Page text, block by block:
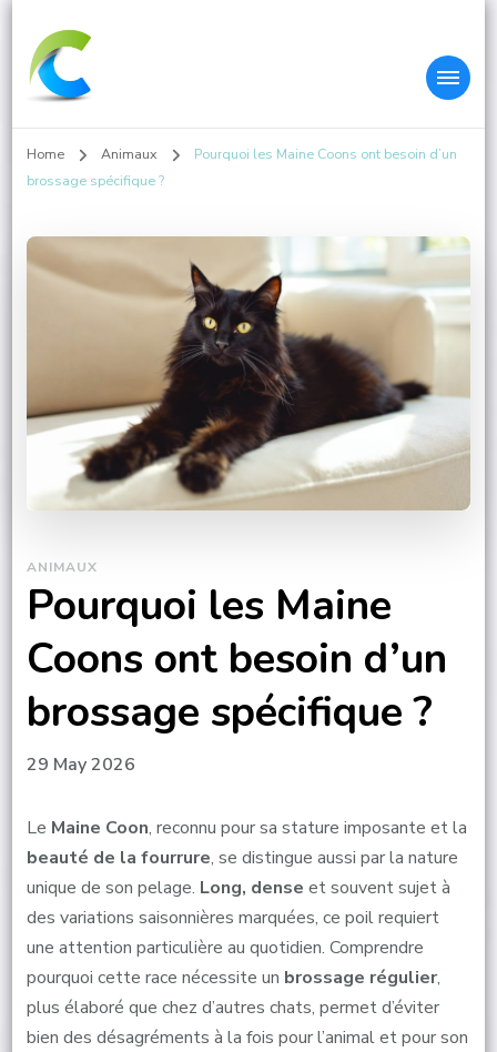
Colleys.fr
Home Animaux
Pourquoi les Maine Coons ont besoin d’un
brossage spécifique ?
ANIMAUX
Pourquoi les Maine
Coons ont besoin d’un
brossage spécifique ?
29 May 2026
Le Maine Coon, reconnu pour sa stature imposante et la
beauté de la fourrure, se distingue aussi par la nature
unique de son pelage. Long, dense et souvent sujet à
des variations saisonnières marquées, ce poil requiert
une attention particulière au quotidien. Comprendre
pourquoi cette race nécessite un brossage régulier,
plus élaboré que chez d’autres chats, permet d’éviter
bien des désagréments à la fois pour l’animal et pour son